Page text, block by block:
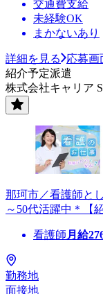
交通費支給
未経験OK
まかないあり
詳細を見る
応募画
紹介予定派遣
株式会社キャリア
那珂市／看護師と
～50代活躍中＊【
看護師 月給
勤務地
面接地